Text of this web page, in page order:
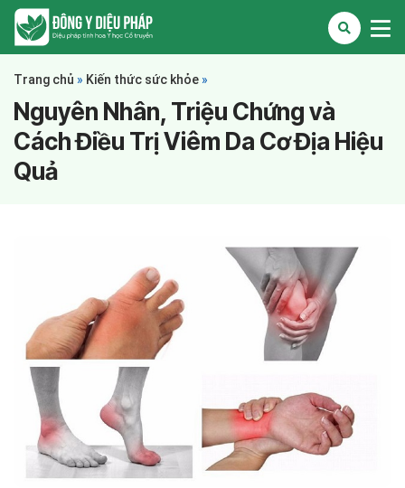
Trang chủ » Kiến thức sức khỏe »
Nguyên Nhân, Triệu Chứng và
Cách Điều Trị Viêm Da Cơ Địa Hiệu
Quả